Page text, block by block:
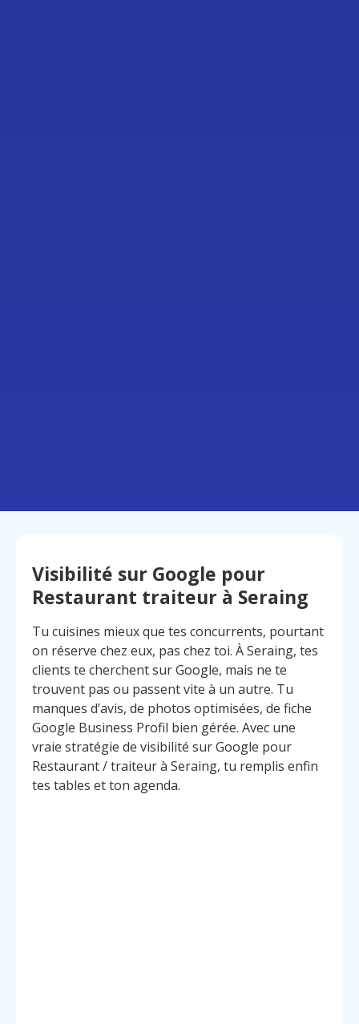
Visibilité sur Google pour
Restaurant traiteur à Seraing
Tu cuisines mieux que tes concurrents, pourtant
on réserve chez eux, pas chez toi. À Seraing, tes
clients te cherchent sur Google, mais ne te
trouvent pas ou passent vite à un autre. Tu
manques d’avis, de photos optimisées, de fiche
Google Business Profil bien gérée. Avec une
vraie stratégie de visibilité sur Google pour
Restaurant / traiteur à Seraing, tu remplis enfin
tes tables et ton agenda.